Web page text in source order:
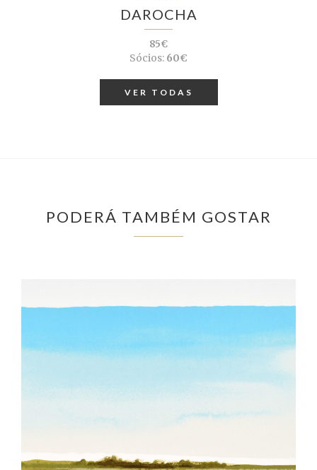
DAROCHA
85€
Sócios: 60€
VER TODAS
PODERÁ TAMBÉM GOSTAR